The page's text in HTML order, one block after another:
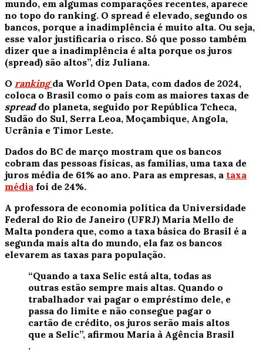
mundo, em algumas comparações recentes, aparece
no topo do ranking. O spread é elevado, segundo os
bancos, porque a inadimplência é muito alta. Ou seja,
esse valor justificaria o risco. Só que posso também
dizer que a inadimplência é alta porque os juros
(spread) são altos”, diz Juliana.
O ranking da World Open Data, com dados de 2024,
coloca o Brasil como o país com as maiores taxas de
spreaddo planeta, seguido por República Tcheca,
Sudão do Sul, Serra Leoa, Moçambique, Angola,
Ucrânia e Timor Leste.
Dados do BC de março mostram que os bancos
cobram das pessoas físicas, as famílias, uma taxa de
juros média de 61% ao ano. Para as empresas, a taxa
média foi de 24%.
A professora de economia política da Universidade
Federal do Rio de Janeiro (UFRJ) Maria Mello de
Malta pondera que, como a taxa básica do Brasil é a
segunda mais alta do mundo, ela faz os bancos
elevarem as taxas para população.
“Quando a taxa Selic está alta, todas as
outras estão sempre mais altas. Quando o
trabalhador vai pagar o empréstimo dele, e
passa do limite e não consegue pagar o
cartão de crédito, os juros serão mais altos
que a Selic”, afirmou Maria à Agência Brasil
.